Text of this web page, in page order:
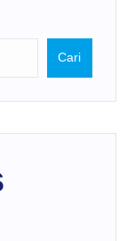
Cari